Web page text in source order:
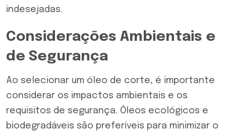
indesejadas.
Considerações Ambientais e
de Segurança
Ao selecionar um óleo de corte, é importante
considerar os impactos ambientais e os
requisitos de segurança. Óleos ecológicos e
biodegradáveis são preferíveis para minimizar o